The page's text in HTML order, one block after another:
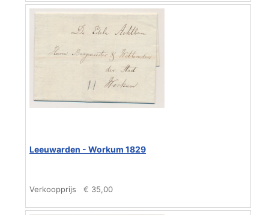
Leeuwarden - Workum 1829
Verkoopprijs € 35,00